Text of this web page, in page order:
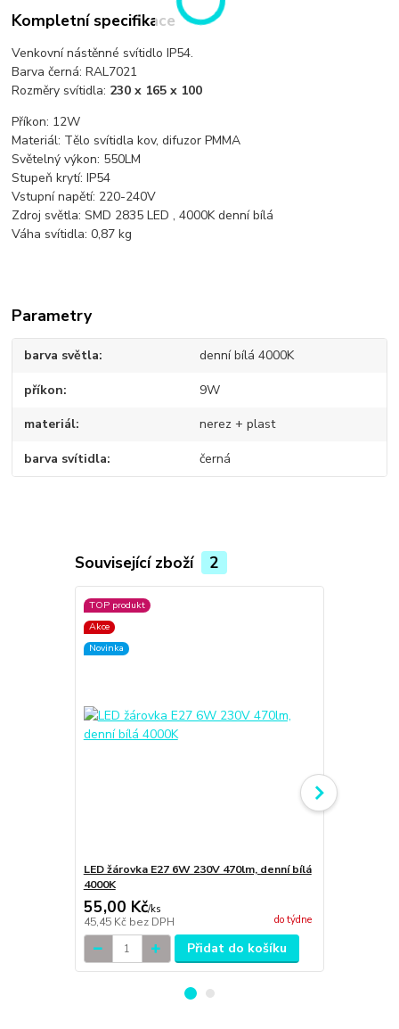
Kompletní specifikace
Venkovní nástěnné svítidlo IP54.
Barva černá: RAL7021
Rozměry svítidla: 230 x 165 x 100
Příkon: 12W
Materiál: Tělo svítidla kov, difuzor PMMA
Světelný výkon: 550LM
Stupeň krytí: IP54
Vstupní napětí: 220-240V
Zdroj světla: SMD 2835 LED , 4000K denní bílá
Váha svítidla: 0,87 kg
Parametry
barva světla denní bílá 4000K
příkon 9W
materiál nerez + plast
barva svítidla černá
Související zboží 2
TOP produkt
Akce
Novinka
LED žárovka E27 6W 230V 470lm, denní bílá
4000K
55,00 Kč/ks
45,45 Kč bez DPH do týdne
Přidat do košíku